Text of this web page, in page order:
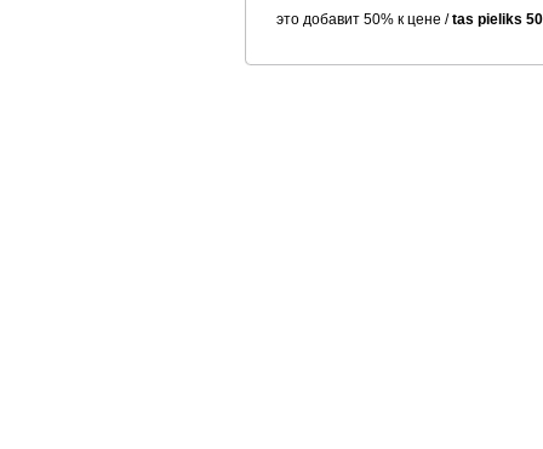
это добавит 50% к цене /tas pieliks